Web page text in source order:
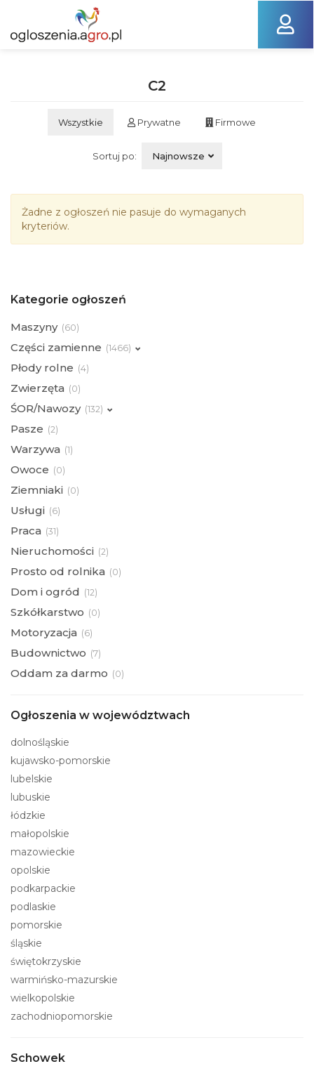
C2
Wszystkie Prywatne Firmowe
Sortuj po: Najnowsze
Żadne z ogłoszeń nie pasuje do wymaganych
kryteriów.
Kategorie ogłoszeń
Maszyny (60)
Części zamienne (1466)
Płody rolne (4)
Zwierzęta (0)
ŚOR/Nawozy (132)
Pasze (2)
Warzywa (1)
Owoce (0)
Ziemniaki (0)
Usługi (6)
Praca (31)
Nieruchomości (2)
Prosto od rolnika (0)
Dom i ogród (12)
Szkółkarstwo (0)
Motoryzacja (6)
Budownictwo (7)
Oddam za darmo (0)
Ogłoszenia w województwach
dolnośląskie
kujawsko-pomorskie
lubelskie
lubuskie
łódzkie
małopolskie
mazowieckie
opolskie
podkarpackie
podlaskie
pomorskie
śląskie
świętokrzyskie
warmińsko-mazurskie
wielkopolskie
zachodniopomorskie
Schowek